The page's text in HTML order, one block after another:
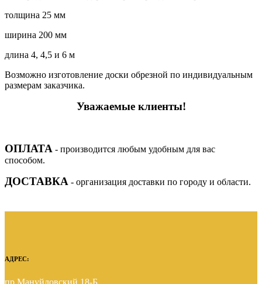
толщина 25 мм
ширина 200 мм
длина 4, 4,5 и 6 м
Возможно изготовление доски обрезной по индивидуальным
размерам заказчика.
Уважаемые клиенты!
ОПЛАТА - производится любым удобным для вас
способом.
ДОСТАВКА - организация доставки по городу и области.
АДРЕС:
пр.Мануйловский 18-Б.